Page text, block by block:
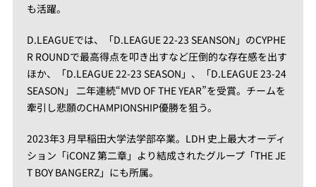
も活躍。
D.LEAGUEでは、「D.LEAGUE 22-23 SEANSON」のCYPHE
R ROUNDで最高得点を叩き出すなど圧倒的な存在感を出す
ほか、「D.LEAGUE 22-23 SEASON」、「D.LEAGUE 23-24
SEASON」 二年連続“MVD OF THE YEAR”を受賞。チームを
牽引し悲願のCHAMPIONSHIP優勝を狙う。
2023年3 月早稲田大学法学部卒業。LDH 史上最大オーディ
ション「iCONZ 第二章」より結成されたグループ「THE JE
T BOY BANGERZ」にも所属。